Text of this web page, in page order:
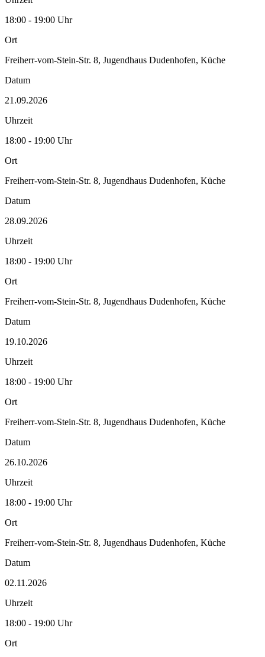
18:00 - 19:00 Uhr
Ort
Freiherr-vom-Stein-Str. 8, Jugendhaus Dudenhofen, Küche
Datum
21.09.2026
Uhrzeit
18:00 - 19:00 Uhr
Ort
Freiherr-vom-Stein-Str. 8, Jugendhaus Dudenhofen, Küche
Datum
28.09.2026
Uhrzeit
18:00 - 19:00 Uhr
Ort
Freiherr-vom-Stein-Str. 8, Jugendhaus Dudenhofen, Küche
Datum
19.10.2026
Uhrzeit
18:00 - 19:00 Uhr
Ort
Freiherr-vom-Stein-Str. 8, Jugendhaus Dudenhofen, Küche
Datum
26.10.2026
Uhrzeit
18:00 - 19:00 Uhr
Ort
Freiherr-vom-Stein-Str. 8, Jugendhaus Dudenhofen, Küche
Datum
02.11.2026
Uhrzeit
18:00 - 19:00 Uhr
Ort